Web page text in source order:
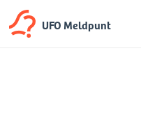
UFO Meldpunt